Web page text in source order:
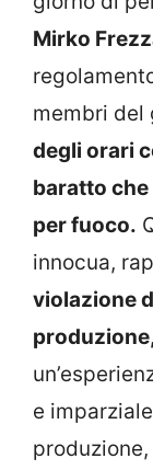
Mirko
membri del
degli orari
baratto
per fuoco.
innocua,
violazione
e